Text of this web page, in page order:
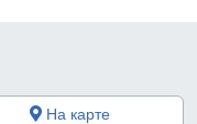
На карте